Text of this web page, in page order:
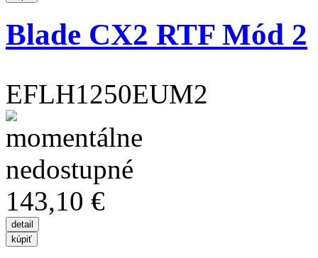
Blade CX2 RTF Mód 2
EFLH1250EUM2
143,10 €